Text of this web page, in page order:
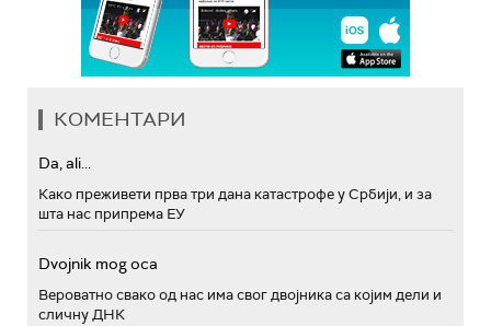
КОМЕНТАРИ
Da, ali...
Како преживети прва три дана катастрофе у Србији, и за
шта нас припрема ЕУ
Dvojnik mog oca
Вероватно свако од нас има свог двојника са којим дели и
сличну ДНК